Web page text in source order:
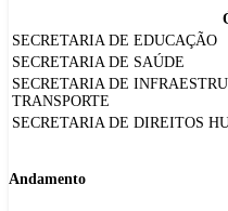
SECRETARIA DE EDUCAÇÃO
SECRETARIA DE SAÚDE
SECRETARIA DE
TRANSPORTE
SECRETARIA DE DIREITOS
Andamento